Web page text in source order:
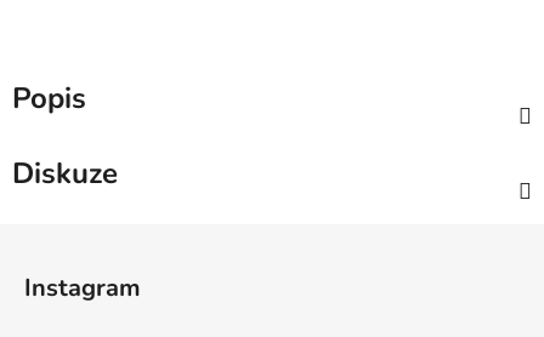
Popis
Diskuze
Instagram